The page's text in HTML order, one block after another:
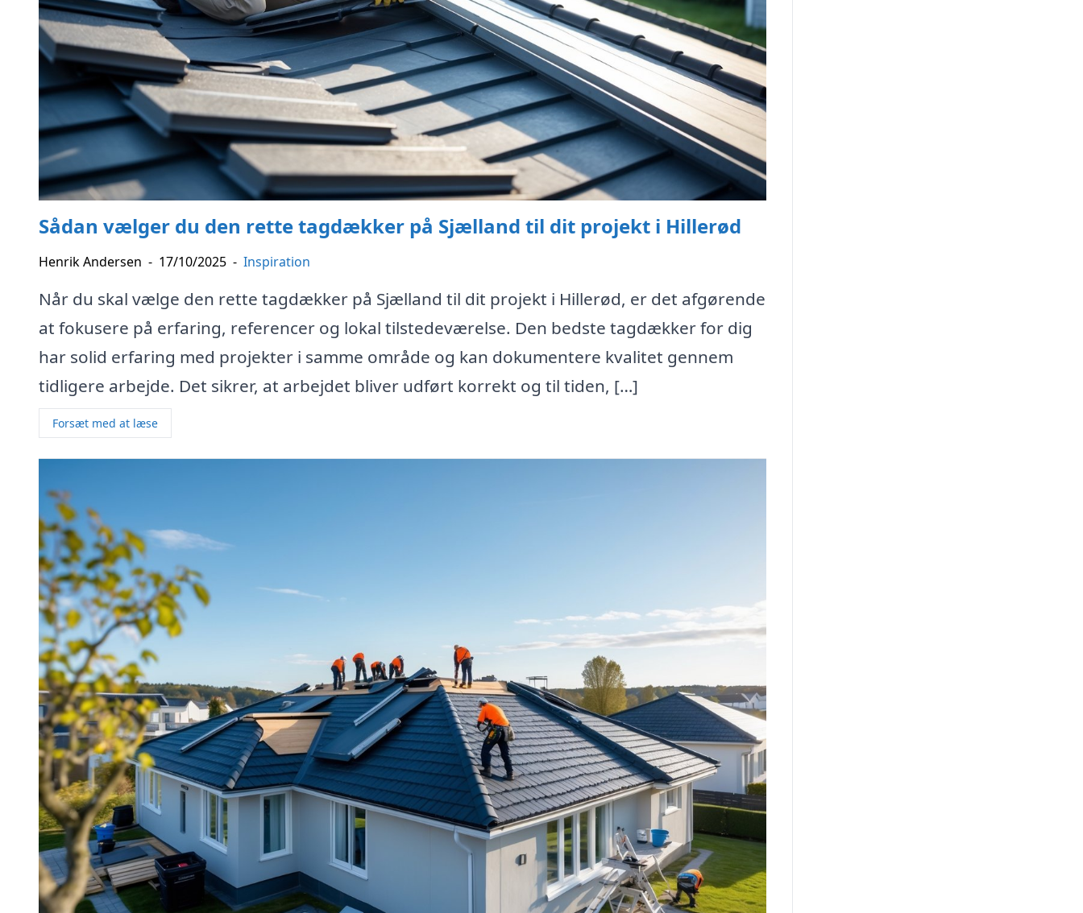
Sådan vælger du den rette tagdækker på Sjælland til dit projekt i Hillerød
Henrik Andersen - 17/10/2025 - Inspiration
Når du skal vælge den rette tagdækker på Sjælland til dit projekt i Hillerød, er det afgørende
at fokusere på erfaring, referencer og lokal tilstedeværelse. Den bedste tagdækker for dig
har solid erfaring med projekter i samme område og kan dokumentere kvalitet gennem
tidligere arbejde. Det sikrer, at arbejdet bliver udført korrekt og til tiden, […]
Forsæt med at læse